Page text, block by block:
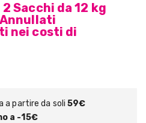
2 Sacchi da 12 kg
nei costi di
a partire da soli 59€
a -15€